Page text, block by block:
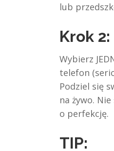
lub
Krok
Wybierz
telefon
Podziel się
na żywo.
o perfekcję.
TIP: